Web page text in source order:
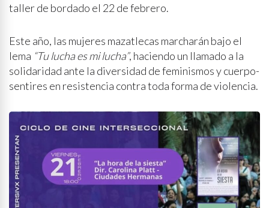
taller de bordado el 22 de febrero.
Este año, las mujeres mazatlecas marcharán bajo el
lema “Tu lucha es mi lucha”, haciendo un llamado a la
solidaridad ante la diversidad de feminismos y cuerpo-
sentires en resistencia contra toda forma de violencia.